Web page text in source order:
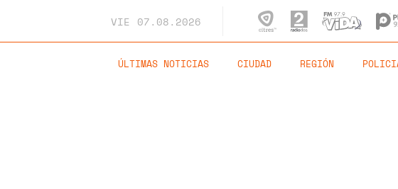
VIE 07.08.2026
ÚLTIMAS NOTICIAS CIUDAD REGIÓN